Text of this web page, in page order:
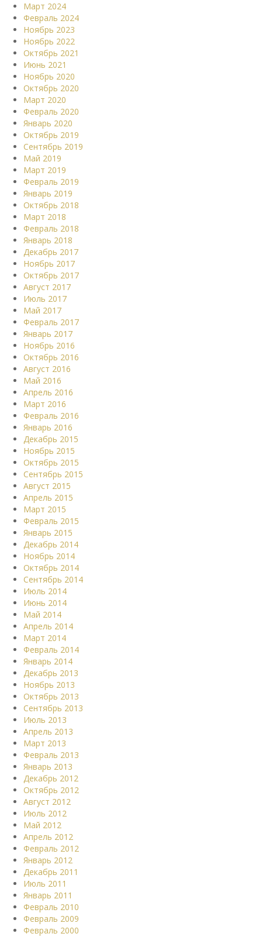
Март 2024
Февраль 2024
Ноябрь 2023
Ноябрь 2022
Октябрь 2021
Июнь 2021
Ноябрь 2020
Октябрь 2020
Март 2020
Февраль 2020
Январь 2020
Октябрь 2019
Сентябрь 2019
Май 2019
Март 2019
Февраль 2019
Январь 2019
Октябрь 2018
Март 2018
Февраль 2018
Январь 2018
Декабрь 2017
Ноябрь 2017
Октябрь 2017
Август 2017
Июль 2017
Май 2017
Февраль 2017
Январь 2017
Ноябрь 2016
Октябрь 2016
Август 2016
Май 2016
Апрель 2016
Март 2016
Февраль 2016
Январь 2016
Декабрь 2015
Ноябрь 2015
Октябрь 2015
Сентябрь 2015
Август 2015
Апрель 2015
Март 2015
Февраль 2015
Январь 2015
Декабрь 2014
Ноябрь 2014
Октябрь 2014
Сентябрь 2014
Июль 2014
Июнь 2014
Май 2014
Апрель 2014
Март 2014
Февраль 2014
Январь 2014
Декабрь 2013
Ноябрь 2013
Октябрь 2013
Сентябрь 2013
Июль 2013
Апрель 2013
Март 2013
Февраль 2013
Январь 2013
Декабрь 2012
Октябрь 2012
Август 2012
Июль 2012
Май 2012
Апрель 2012
Февраль 2012
Январь 2012
Декабрь 2011
Июль 2011
Январь 2011
Февраль 2010
Февраль 2009
Февраль 2000